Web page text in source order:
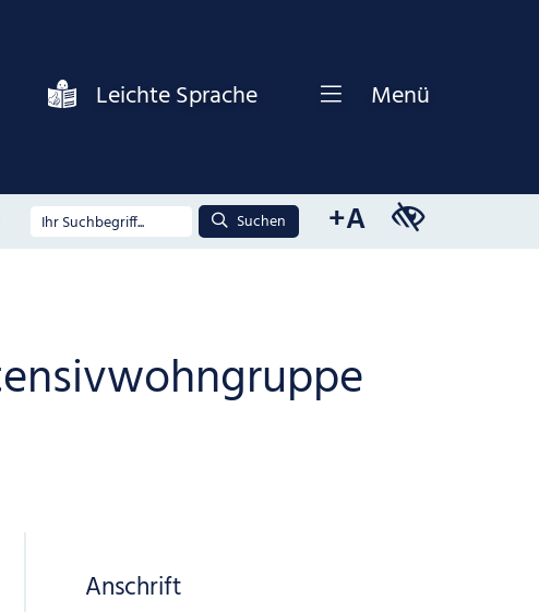
Leichte Sprache Menü
Suchen +A
Anschrift